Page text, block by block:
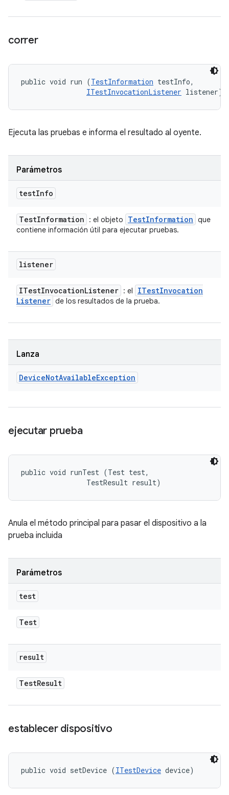
correr
public void run (TestInformation testInfo,
ITestInvocationListener listener)
Ejecuta las pruebas e informa el resultado al oyente.
Parámetros
testInfo
TestInformation : el objeto TestInformation que
contiene información útil para ejecutar pruebas.
listener
ITestInvocationListener : el ITestInvocation
Listener de los resultados de la prueba.
Lanza
DeviceNotAvailableException
ejecutar prueba
public void runTest (Test test,
                TestResult result)
Anula el método principal para pasar el dispositivo a la
prueba incluida
Parámetros
test
Test
result
TestResult
establecer dispositivo
public void setDevice (ITestDevice device)